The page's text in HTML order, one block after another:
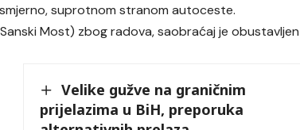
suprotnom stranom autoceste.
Most) zbog radova, saobraćaj je obustavljen
Velike gužve na graničnim
prijelazima u BiH, preporuka